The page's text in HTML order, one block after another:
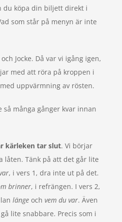
du köpa din biljett direkt i
som står på menyn är inte
Jocke. Då var vi igång igen,
med att röra på kroppen i
uppvärmning av rösten.
så många gånger kvar innan
kärleken tar slut. Vi börjar
låten. Tänk på att det går lite
, i vers 1, dra inte ut på det.
brinner, i refrängen. I vers 2,
länge och vem du var. Även
lite snabbare. Precis som i